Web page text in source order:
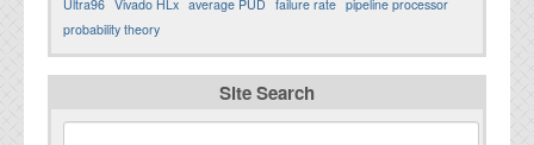
Ultra96 Vivado HLx average PUD failure rate pipeline processor
probability theory
Site Search